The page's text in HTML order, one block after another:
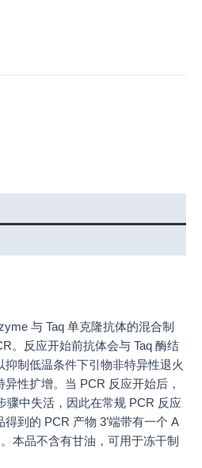
与 Taq 单克隆抗体的混合制
。反应开始前抗体会与 Taq 酶结
制低温条件下引物非特异性退火
性扩增。当 PCR 反应开始后，
骤中失活，因此在常规 PCR 反应
到的 PCR 产物 3’端带有一个 A
本品不含有甘油，可用于冻干制